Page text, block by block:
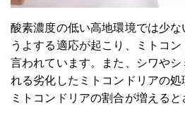
酸素濃度の低い高地環境では少
うよする適応が起こり、ミトコ
言われています。また、シワや
れる劣化したミトコンドリアの
ミトコンドリアの割合が増えると